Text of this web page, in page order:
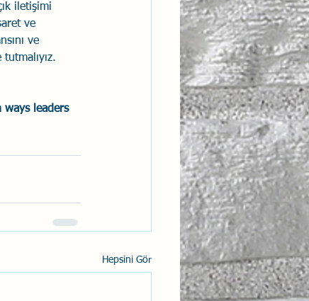
iletişimi
ve
ve
ways leaders
Hepsini Gör